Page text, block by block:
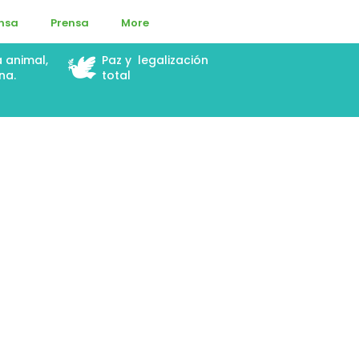
Prensa More
animal,
🕊️ Paz y legalización
total